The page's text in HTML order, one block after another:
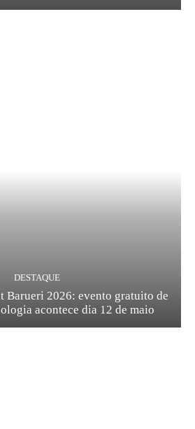
DESTAQUE
Barueri 2026: evento gratuito de
acontece dia 12 de maio